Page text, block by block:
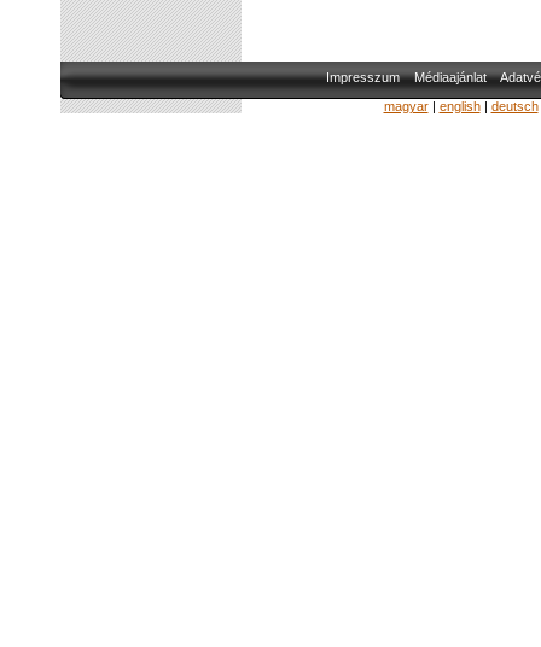
Impresszum Médiaajánlat
magyar| english| deutsch